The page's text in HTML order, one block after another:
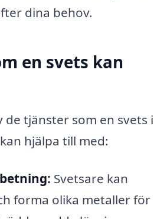
dina behov.
en svets kan
de tjänster som en svets i
hjälpa till med:
Svetsare kan
forma olika metaller för